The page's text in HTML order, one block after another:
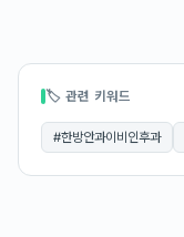
🏷 관련 키워드
#한방안과이비인후과